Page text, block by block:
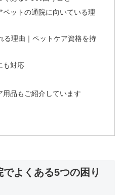
ットの通院に向いている理
る理由｜ペットケア資格を持
も対応
用品もご紹介しています
よくある5つの困り